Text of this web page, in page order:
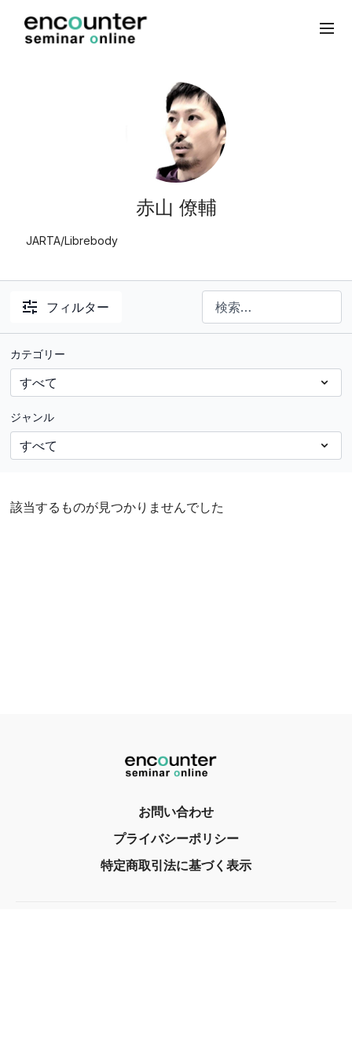
赤山 僚輔
JARTA/Librebody
フィルター
カテゴリー
ジャンル
該当するものが見つかりませんでした
お問い合わせ
プライバシーポリシー
特定商取引法に基づく表示